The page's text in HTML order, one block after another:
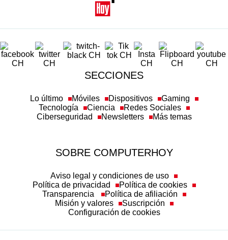
SECCIONES
Lo último Móviles Dispositivos
Gaming
Tecnología
Ciencia
Redes Sociales
Ciberseguridad
Newsletters Más temas
SOBRE COMPUTERHOY
Aviso legal y condiciones de uso
Política de privacidad
Política de cookies
Transparencia
Política de afiliación
Misión y valores
Suscripción
Configuración de cookies